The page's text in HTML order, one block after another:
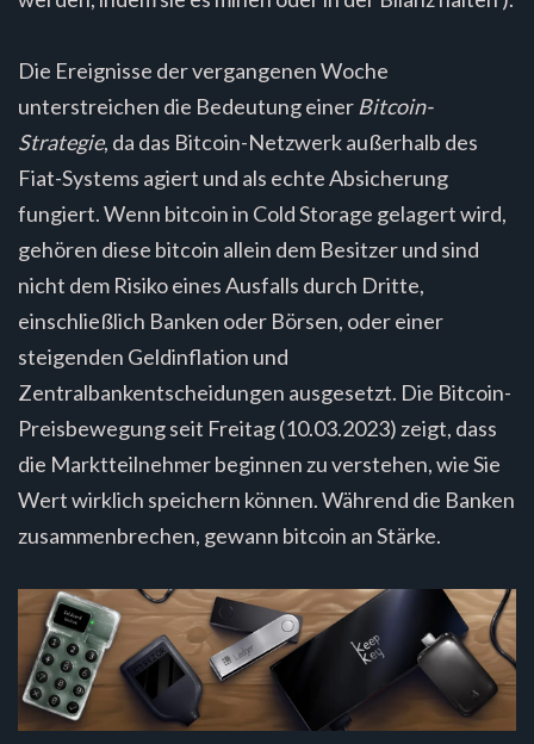
Die Ereignisse der vergangenen Woche
unterstreichen die Bedeutung einer Bitcoin-
Strategie, da das Bitcoin-Netzwerk außerhalb des
Fiat-Systems agiert und als echte Absicherung
fungiert. Wenn bitcoin in Cold Storage gelagert wird,
gehören diese bitcoin allein dem Besitzer und sind
nicht dem Risiko eines Ausfalls durch Dritte,
einschließlich Banken oder Börsen, oder einer
steigenden Geldinflation und
Zentralbankentscheidungen ausgesetzt. Die Bitcoin-
Preisbewegung seit Freitag (10.03.2023) zeigt, dass
die Marktteilnehmer beginnen zu verstehen, wie Sie
Wert wirklich speichern können. Während die Banken
zusammenbrechen, gewann bitcoin an Stärke.